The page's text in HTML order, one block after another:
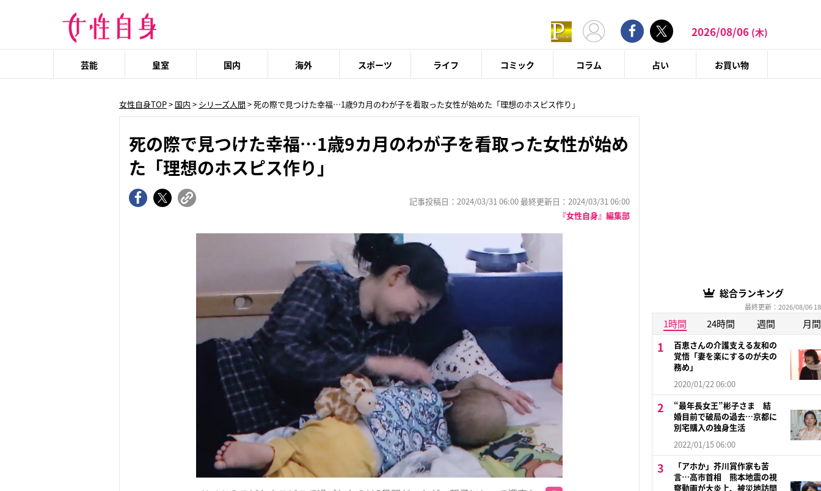
2026/08/06 (木)
芸能 皇室 国内 海外 スポーツ ライフ コミック コラム 占い お買い物
女性自身TOP> 国内 > シリーズ人間 > 死の際で見つけた幸福…1歳9カ月のわが子を看取った女性が始めた「理想のホスピス作り」
死の際で見つけた幸福…1歳9カ月のわが子を看取った女性が始め
た「理想のホスピス作り」
記事投稿日：2024/03/31 06:00 最終更新日：2024/03/31 06:00
『女性自身』編集部
総合ランキング
最終更新：2026/08/06
1時間 24時間 週間 月間
百恵さんの介護支える友和の
覚悟「妻を楽にするのが夫の
務め」
2020/01/22 06:00
“最年長女王”彬子さま 結
婚目前で破局の過去…京都に
別宅購入の独身生活
2022/01/15 06:00
「アホか」芥川賞作家も苦
言…高市首相 熊本地震の視
察動画が大炎上、被災地訪問